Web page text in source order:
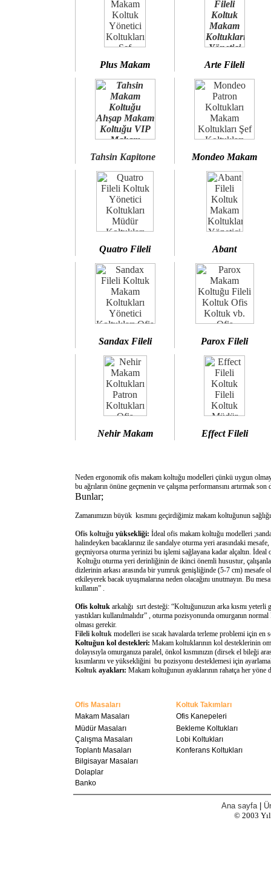
Plus Makam Arte Fileli
Tahsin Kapitone Mondeo Makam
Quatro Fileli Abant
Sandax Fileli Parox Fileli
Nehir Makam Effect Fileli
Neden ergonomik ofis makam koltuğu modelleri çünkü uygun
bu ağrıların önüne geçmenin ve çalışma performansını artırmak
Bunlar;
Zamanımızın büyük kısmını geçirdiğimiz makam koltuğunun
Ofis koltuğu yüksekliği: İdeal ofis makam koltuğu modelleri
halindeyken bacaklarınız ile sandalye oturma yeri arasındaki
geçmiyorsa oturma yerinizi bu işlemi sağlayana kadar alçaltın.
Koltuğu oturma yeri derinliğinin de ikinci önemli husustur,
dizlerinin arkası arasında bir yumruk genişliğinde (5-7 cm) mesafe
etkileyerek bacak uyuşmalarına neden olacağını unutmayın. Bu
kullanın” .
Ofis koltuk arkalığı sırt desteği: “Koltuğunuzun arka kısmı
yastıkları kullanılmalıdır” , oturma pozisyonunda omurganın
olması gerekir.
Fileli koltuk modelleri ise sıcak havalarda terleme problemi için
Koltuğun kol destekleri: Makam koltuklarının kol desteklerinin
dolayısıyla omurganıza paralel, önkol kısmınızın (dirsek el bileği
kısımlarını ve yüksekliğini bu pozisyonu desteklemesi için
Koltuk ayakları: Makam koltuğunun ayaklarının rahatça her
Ofis Masaları
Koltuk Takımları
Makam Masaları
Ofis Kanepeleri
Müdür Masaları
Bekleme Koltukları
Çalışma Masaları
Lobi Koltukları
Toplantı Masaları
Konferans Koltukları
Bilgisayar Masaları
Dolaplar
Banko
Ana sayfa
© 2003